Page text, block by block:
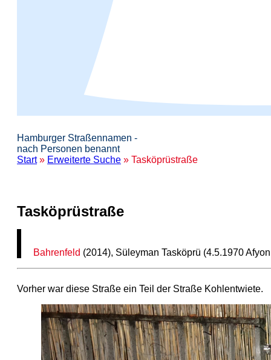
Hamburger Straßennamen -
nach Personen benannt
Start» Erweiterte Suche » Tasköprüstraße
Tasköprüstraße
Bahrenfeld (2014), Süleyman Tasköprü (4.5.1970
Vorher war diese Straße ein Teil der Straße Kohlentwiete.